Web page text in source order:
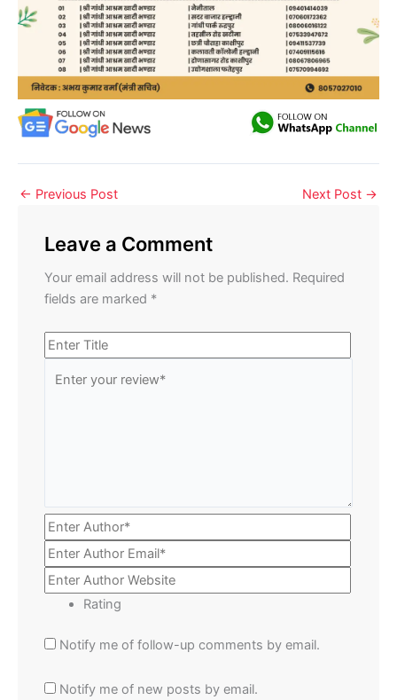
← Previous Post Next Post →
Leave a Comment
Your email address will not be published. Required
fields are marked *
Rating
Notify me of follow-up comments by email.
Notify me of new posts by email.